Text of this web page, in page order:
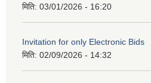
मिति: 03/01/2026 - 16:20
Invitation for only Electronic Bids
मिति: 02/09/2026 - 14:32